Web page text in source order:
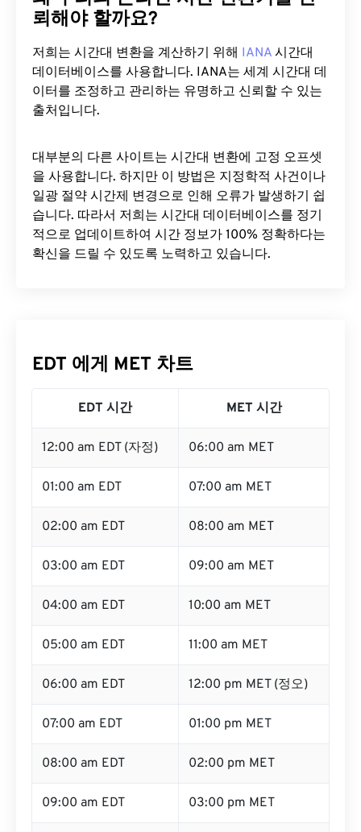
뢰해야 할까요?
저희는 시간대 변환을 계산하기 위해 IANA 시간대
데이터베이스를 사용합니다. IANA는 세계 시간대 데
이터를 조정하고 관리하는 유명하고 신뢰할 수 있는
출처입니다.
대부분의 다른 사이트는 시간대 변환에 ​​고정 오프셋
을 사용합니다. 하지만 이 방법은 지정학적 사건이나
일광 절약 시간제 변경으로 인해 오류가 발생하기 쉽
습니다. 따라서 저희는 시간대 데이터베이스를 정기
적으로 업데이트하여 시간 정보가 100% 정확하다는
확신을 드릴 수 있도록 노력하고 있습니다.
EDT 에게 MET 차트
EDT 시간 MET 시간
12:00 am EDT (자정) 06:00 am MET
01:00 am EDT 07:00 am MET
02:00 am EDT 08:00 am MET
03:00 am EDT 09:00 am MET
04:00 am EDT 10:00 am MET
05:00 am EDT 11:00 am MET
06:00 am EDT 12:00 pm MET (정오)
07:00 am EDT 01:00 pm MET
08:00 am EDT 02:00 pm MET
09:00 am EDT 03:00 pm MET